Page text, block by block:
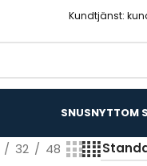
Kundtjänst:
SNUSNYTTOM
32 48